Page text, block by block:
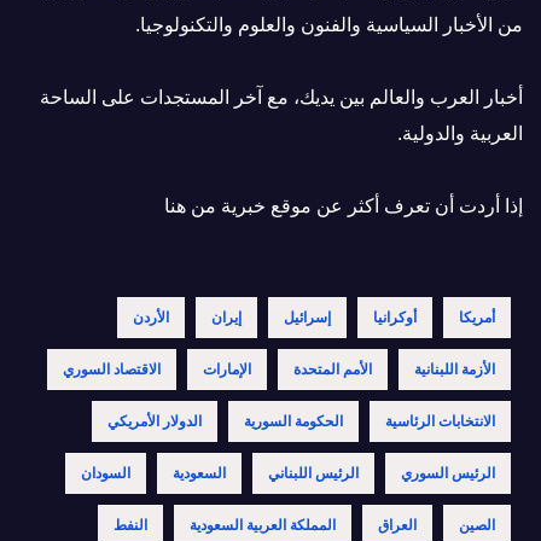
من الأخبار السياسية والفنون والعلوم والتكنولوجيا.
أخبار العرب والعالم بين يديك، مع آخر المستجدات على الساحة
العربية والدولية.
إذا أردت أن تعرف أكثر عن موقع خبرية من هنا
أمريكا أوكرانيا إسرائيل إيران الأردن
الأزمة اللبنانية الأمم المتحدة الإمارات الاقتصاد السوري
الانتخابات الرئاسية الحكومة السورية الدولار الأمريكي
الرئيس السوري الرئيس اللبناني السعودية السودان
الصين العراق المملكة العربية السعودية النفط